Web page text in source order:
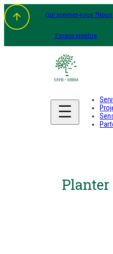
Qui sommes-nous ?
Espace membre